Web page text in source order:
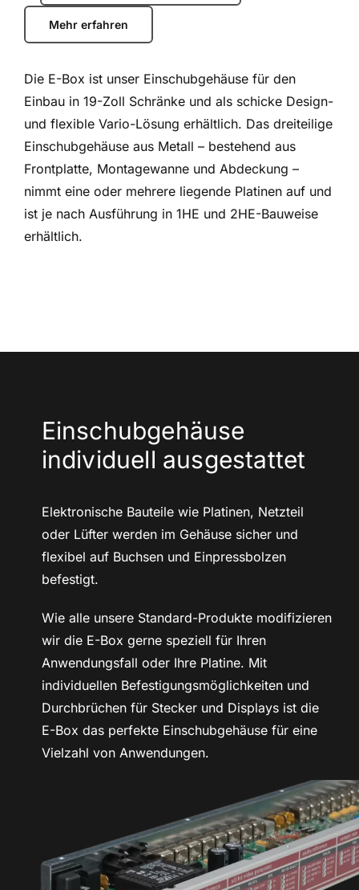
Die E-Box ist unser Einschubgehäuse für den
Einbau in 19-Zoll Schränke und als schicke Design-
und flexible Vario-Lösung erhältlich. Das dreiteilige
Einschubgehäuse aus Metall – bestehend aus
Frontplatte, Montagewanne und Abdeckung –
nimmt eine oder mehrere liegende Platinen auf und
ist je nach Ausführung in 1HE und 2HE-Bauweise
erhältlich.
Mehr erfahren
Einschubgehäuse
individuell ausgestattet
Elektronische Bauteile wie Platinen, Netzteil
oder Lüfter werden im Gehäuse sicher und
flexibel auf Buchsen und Einpressbolzen
befestigt.
Wie alle unsere Standard-Produkte modifizieren
wir die E-Box gerne speziell für Ihren
Anwendungsfall oder Ihre Platine. Mit
individuellen Befestigungsmöglichkeiten und
Durchbrüchen für Stecker und Displays ist die
E-Box das perfekte Einschubgehäuse für eine
Vielzahl von Anwendungen.